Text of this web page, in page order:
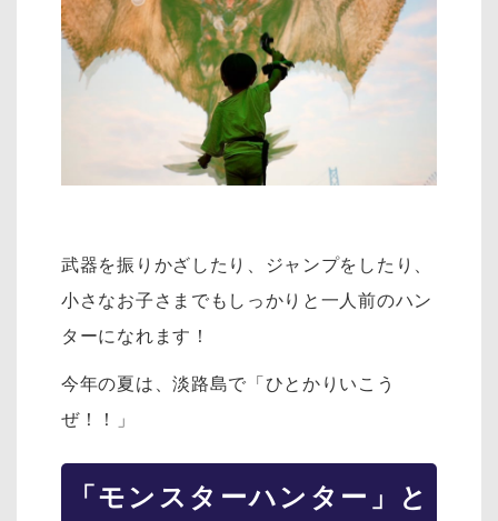
武器を振りかざしたり、ジャンプをしたり、
小さなお子さまでもしっかりと一人前のハン
ターになれます！
今年の夏は、淡路島で「ひとかりいこう
ぜ！！」
「モンスターハンター」と